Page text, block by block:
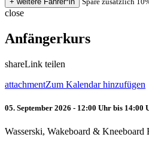
close
Anfängerkurs
shareLink teilen
attachmentZum Kalendar hinzufügen
05. September 2026 - 12:00 Uhr bis 14:00
Wasserski, Wakeboard & Kneeboard